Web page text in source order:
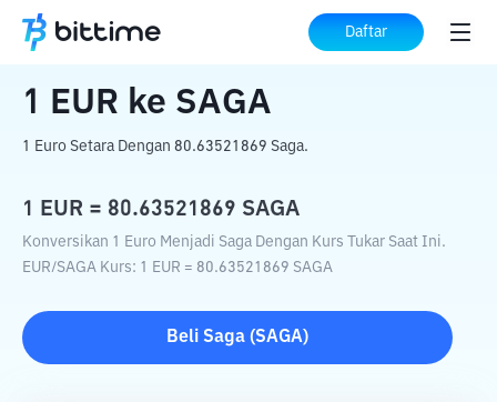
Daftar
Beranda Konverter Kripto ke SAGA
1 EUR ke SAGA
1 Euro Setara Dengan 80.63521869 Saga.
1 EUR = 80.63521869 SAGA
Konversikan 1 Euro Menjadi Saga Dengan Kurs Tukar Saat Ini.
EUR/SAGA Kurs: 1 EUR = 80.63521869 SAGA
Beli Saga (SAGA)